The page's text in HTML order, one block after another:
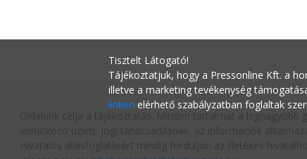
Oldalunk célja a tájékoztatás. Minden tartalmat a
vonatkozó üzleti, jogi tanácsadásnak, az információk
Hivatalos állásfoglalásért mindig forduljon az illetékes
Tisztelt Látogató!
Tájékoztatjuk, hogy a Pressonline Kft. a
illetve a marketing tevékenység
linken elérhető szabályzatban foglaltak